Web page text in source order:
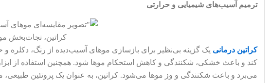
ترمیم آسیب‌های شیمیایی و حرارتی
کراتین، نجات‌بخش
کراتین درمانی یک گزینه بی‌نظیر برای بازسازی موهای آسیب‌دیده از رنگ،
کند و باعث خشکی، شکنندگی و کاهش استحکام موها شود. همچنین استفاده از
می‌برد و باعث شکنندگی و وز موها می‌شود. کراتین، به عنوان یک پروتئین طبیعی،